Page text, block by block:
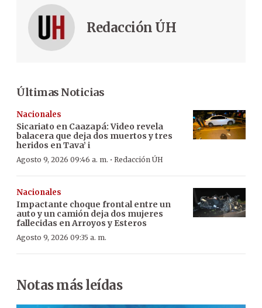
Redacción ÚH
Últimas Noticias
Nacionales
Sicariato en Caazapá: Video revela
balacera que deja dos muertos y tres
heridos en Tava’ i
Agosto 9, 2026 09:46 a. m. · Redacción ÚH
Nacionales
Impactante choque frontal entre un
auto y un camión deja dos mujeres
fallecidas en Arroyos y Esteros
Agosto 9, 2026 09:35 a. m.
Notas más leídas